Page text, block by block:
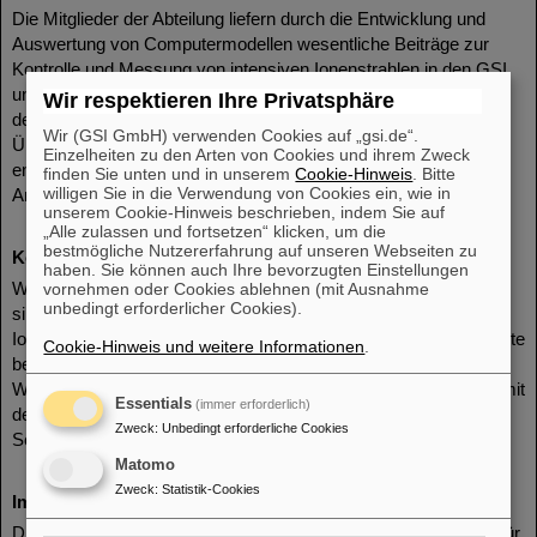
Die Mitglieder der Abteilung liefern durch die Entwicklung und
Auswertung von Computermodellen wesentliche Beiträge zur
Kontrolle und Messung von intensiven Ionenstrahlen in den GSI
und FAIR Anlagen. Da die Modelle immer nur einen Teilbereich
der kollektiven Wechselwirkung abbilden können, ist die
Überprüfung der Modelle durch gezielte Experimente
entscheidend. Diese Messungen werden hauptsächlich an den
Anlagen der GSI sowie des CERN durchgeführt.
Kollektive Effekte in Ionenstrahlen
Wichtige Leistungsparameter moderner Beschleunigeranlagen
sind vor allem die Intensität und die Qualität des beschleunigten
Ionenstrahls. Diese werden hauptsächlich durch kollektive Effekte
beschränkt, welche durch die elektromagnetische
Wechselwirkung der Strahlionen untereinander (
), mit
der Beschleunigerumgebung (Impedanzen
Sekundärelektronen (Elektronenwolken) hervorgerufen werden.
Impedanzen
Die Resistive-Wand-Impedanz ist die hauptsächliche Ursache für
Wir respektieren Ihre Privatsphäre
Wir (GSI GmbH) verwenden Cookies auf „gsi.de“.
Einzelheiten zu den Arten von Cookies und ihrem Zweck
finden Sie unten und in unseremCookie-Hinweis . Bitte
willigen Sie in die Verwendung von Cookies ein, wie in
unserem Cookie-Hinweis beschrieben, indem Sie auf
„Alle zulassen und fortsetzen“ klicken, um die
bestmögliche Nutzererfahrung auf unseren Webseiten zu
haben. Sie können auch Ihre bevorzugten Einstellungen
vornehmen oder Cookies ablehnen (mit Ausnahme
unbedingt erforderlicher Cookies).
Cookie-Hinweis und weitere Informationen
Essentials (immer erforderlich)
Zweck: Unbedingt erforderliche Cookies
Matomo
Zweck: Statistik-Cookies